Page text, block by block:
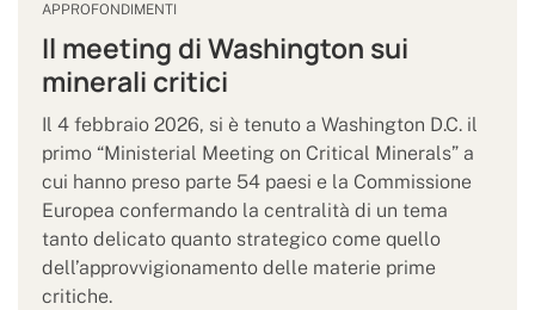
APPROFONDIMENTI
Il meeting di Washington sui
minerali critici
Il 4 febbraio 2026, si è tenuto a Washington D.C. il
primo “Ministerial Meeting on Critical Minerals” a
cui hanno preso parte 54 paesi e la Commissione
Europea confermando la centralità di un tema
tanto delicato quanto strategico come quello
dell’approvvigionamento delle materie prime
critiche.